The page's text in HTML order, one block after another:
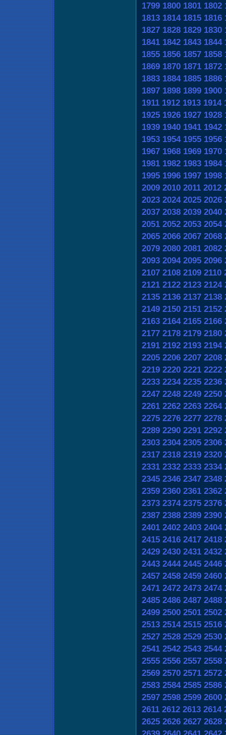
1799 1800 1801 1802
1813 1814 1815 1816
1827 1828 1829 1830
1841 1842 1843 1844
1855 1856 1857 1858
1869 1870 1871 1872
1883 1884 1885 1886
1897 1898 1899 1900
1911 1912 1913 1914
1925 1926 1927 1928
1939 1940 1941 1942
1953 1954 1955 1956
1967 1968 1969 1970
1981 1982 1983 1984
1995 1996 1997 1998
2009 2010 2011 2012
2023 2024 2025 2026
2037 2038 2039 2040
2051 2052 2053 2054
2065 2066 2067 2068
2079 2080 2081 2082
2093 2094 2095 2096
2107 2108 2109 2110
2121 2122 2123 2124
2135 2136 2137 2138
2149 2150 2151 2152
2163 2164 2165 2166
2177 2178 2179 2180
2191 2192 2193 2194
2205 2206 2207 2208
2219 2220 2221 2222
2233 2234 2235 2236
2247 2248 2249 2250
2261 2262 2263 2264
2275 2276 2277 2278
2289 2290 2291 2292
2303 2304 2305 2306
2317 2318 2319 2320
2331 2332 2333 2334
2345 2346 2347 2348
2359 2360 2361 2362
2373 2374 2375 2376
2387 2388 2389 2390
2401 2402 2403 2404
2415 2416 2417 2418
2429 2430 2431 2432
2443 2444 2445 2446
2457 2458 2459 2460
2471 2472 2473 2474
2485 2486 2487 2488
2499 2500 2501 2502
2513 2514 2515 2516
2527 2528 2529 2530
2541 2542 2543 2544
2555 2556 2557 2558
2569 2570 2571 2572
2583 2584 2585 2586
2597 2598 2599 2600
2611 2612 2613 2614
2625 2626 2627 2628